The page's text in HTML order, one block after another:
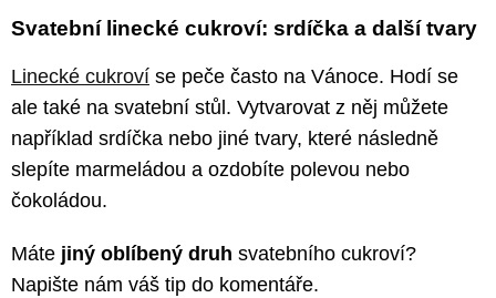
Svatební linecké cukroví: srdíčka a další tvary
Linecké cukroví se peče často na Vánoce. Hodí se
ale také na svatební stůl. Vytvarovat z něj můžete
například srdíčka nebo jiné tvary, které následně
slepíte marmeládou a ozdobíte polevou nebo
čokoládou.
Máte jiný oblíbený druh svatebního cukroví?
Napište nám váš tip do komentáře.